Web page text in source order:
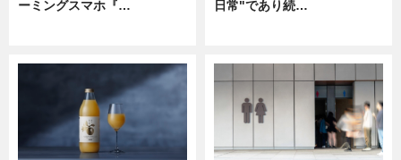
ーミングスマホ『… 日常"であり続…